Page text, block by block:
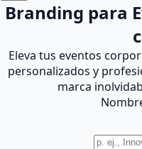
Branding para
Eleva tus eventos
personalizados y
marca